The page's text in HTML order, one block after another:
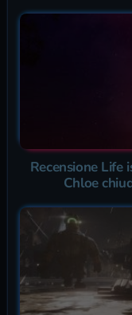
Recensione Life
Chloe